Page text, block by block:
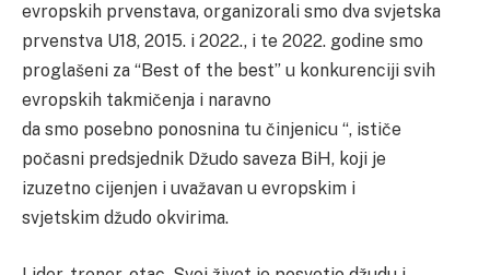
evropskih prvenstava, organizorali smo dva svjetska
prvenstva U18, 2015. i 2022., i te 2022. godine smo
proglašeni za “Best of the best” u konkurenciji svih
evropskih takmičenja i naravno
da smo posebno ponosnina tu činjenicu “, ističe
počasni predsjednik Džudo saveza BiH, koji je
izuzetno cijenjen i uvažavan u evropskim i
svjetskim džudo okvirima.